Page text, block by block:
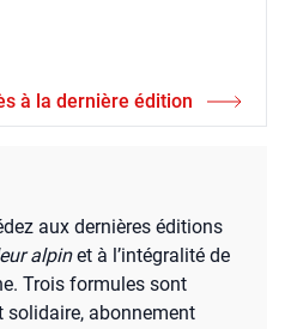
à la dernière édition
aux dernières éditions
alpinet à l’intégralité de
Trois formules sont
solidaire, abonnement